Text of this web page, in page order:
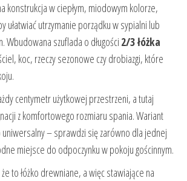
konstrukcja w ciepłym, miodowym kolorze,
ułatwiać utrzymanie porządku w sypialni lub
Wbudowana szuflada o długości 2/3 łóżka
koc, rzeczy sezonowe czy drobiazgi, które
centymetr użytkowej przestrzeni, a tutaj
z komfortowego rozmiaru spania. Wariant
– sprawdzi się zarówno dla jednej
miejsce do odpoczynku w pokoju gościnnym.
to łóżko drewniane, a więc stawiające na